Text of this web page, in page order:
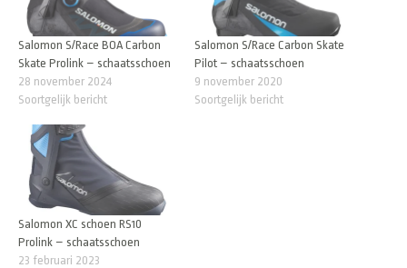
Salomon S/Race BOA Carbon
Skate Prolink – schaatsschoen
28 november 2024
Soortgelijk bericht
Salomon S/Race Carbon Skate
Pilot – schaatsschoen
9 november 2020
Soortgelijk bericht
Salomon XC schoen RS10
Prolink – schaatsschoen
23 februari 2023